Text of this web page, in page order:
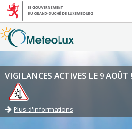
VIGILANCES ACTIVES LE 9 AOÛT !
Plus d'informations